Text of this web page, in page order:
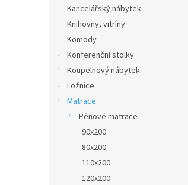
Kancelářský nábytek
Knihovny, vitríny
Komody
Konferenční stolky
Koupelnový nábytek
Ložnice
Matrace
Pěnové matrace
90x200
80x200
110x200
120x200